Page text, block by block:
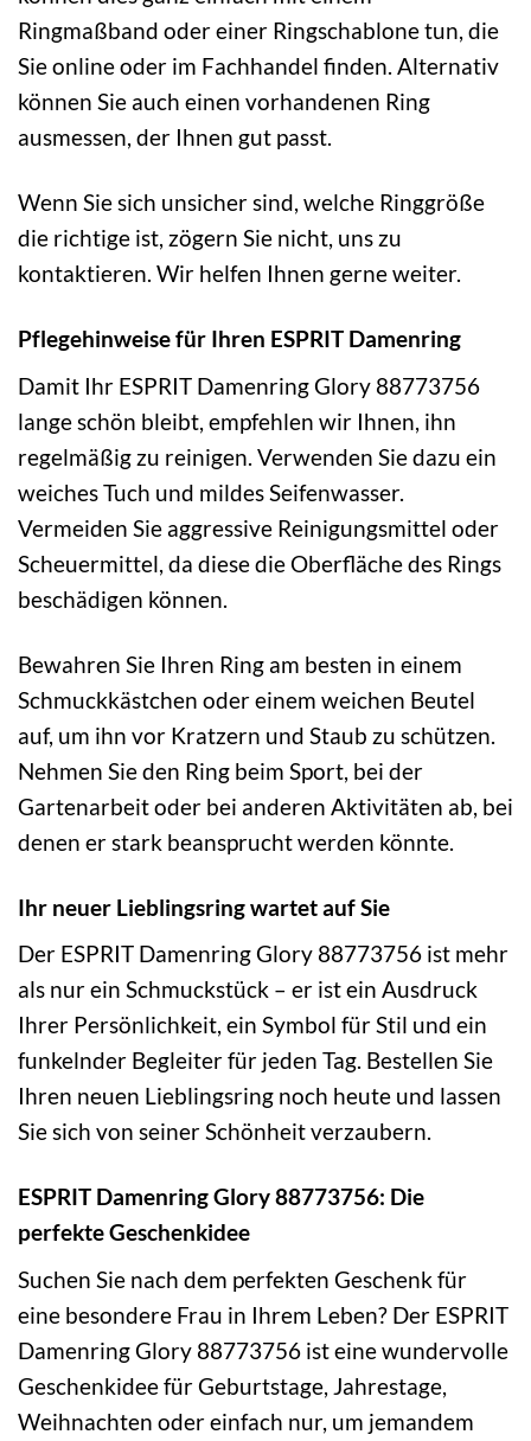
Ringmaßband oder einer Ringschablone tun, die
Sie online oder im Fachhandel finden. Alternativ
können Sie auch einen vorhandenen Ring
ausmessen, der Ihnen gut passt.
Wenn Sie sich unsicher sind, welche Ringgröße
die richtige ist, zögern Sie nicht, uns zu
kontaktieren. Wir helfen Ihnen gerne weiter.
Pflegehinweise für Ihren ESPRIT Damenring
Damit Ihr ESPRIT Damenring Glory 88773756
lange schön bleibt, empfehlen wir Ihnen, ihn
regelmäßig zu reinigen. Verwenden Sie dazu ein
weiches Tuch und mildes Seifenwasser.
Vermeiden Sie aggressive Reinigungsmittel oder
Scheuermittel, da diese die Oberfläche des Rings
beschädigen können.
Bewahren Sie Ihren Ring am besten in einem
Schmuckkästchen oder einem weichen Beutel
auf, um ihn vor Kratzern und Staub zu schützen.
Nehmen Sie den Ring beim Sport, bei der
Gartenarbeit oder bei anderen Aktivitäten ab, bei
denen er stark beansprucht werden könnte.
Ihr neuer Lieblingsring wartet auf Sie
Der ESPRIT Damenring Glory 88773756 ist mehr
als nur ein Schmuckstück – er ist ein Ausdruck
Ihrer Persönlichkeit, ein Symbol für Stil und ein
funkelnder Begleiter für jeden Tag. Bestellen Sie
Ihren neuen Lieblingsring noch heute und lassen
Sie sich von seiner Schönheit verzaubern.
ESPRIT Damenring Glory 88773756: Die
perfekte Geschenkidee
Suchen Sie nach dem perfekten Geschenk für
eine besondere Frau in Ihrem Leben? Der ESPRIT
Damenring Glory 88773756 ist eine wundervolle
Geschenkidee für Geburtstage, Jahrestage,
Weihnachten oder einfach nur, um jemandem